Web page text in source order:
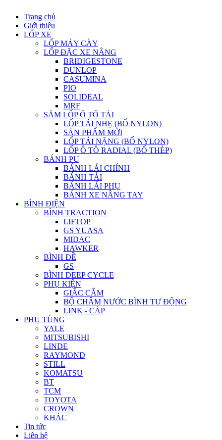
Trang chủ
Giới thiệu
LỐP XE
LỐP MÁY CÀY
LỐP ĐẶC XE NÂNG
BRIDIGESTONE
DUNLOP
CASUMINA
PIO
SOLIDEAL
MRF
SĂM LỐP Ô TÔ TẢI
LỐP TẢI NHẸ (BỐ NYLON)
SẢN PHẨM MỚI
LỐP TẢI NẶNG (BỐ NYLON)
LỐP Ô TÔ RADIAL (BỐ THÉP)
BÁNH PU
BÁNH LÁI CHÍNH
BÁNH TẢI
BÁNH LÁI PHỤ
BÁNH XE NÂNG TAY
BÌNH ĐIỆN
BÌNH TRACTION
LIFTOP
GS YUASA
MIDAC
HAWKER
BÌNH ĐỀ
GS
BÌNH DEEP CYCLE
PHỤ KIỆN
GIẮC CẮM
BỘ CHÂM NƯỚC BÌNH TỰ ĐỘNG
LINK - CÁP
PHỤ TÙNG
YALE
MITSUBISHI
LINDE
RAYMOND
STILL
KOMATSU
BT
TCM
TOYOTA
CROWN
KHÁC
Tin tức
Liên hệ